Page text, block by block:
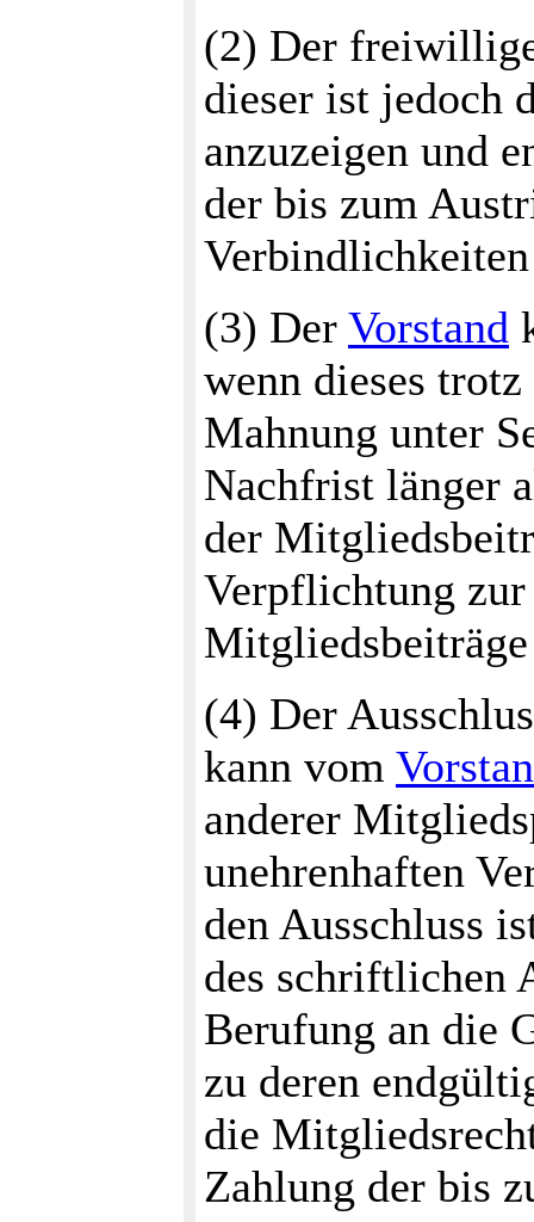
(2) Der
dieser ist jedoch
anzuzeigen und
der bis zum
(3) Der Vorstand
wenn dieses
Mahnung unter
Nachfrist länger
der
Verpflichtung
(4) Der
kann vom
anderer
unehrenhaften
den Ausschluss
des schriftlichen
Berufung an die
zu deren
die
Zahlung der bis